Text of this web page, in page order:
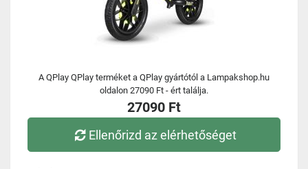
A QPlay QPlay terméket a QPlay gyártótól a Lampakshop.hu
oldalon 27090 Ft - ért találja.
27090 Ft
Ellenőrizd az elérhetőséget